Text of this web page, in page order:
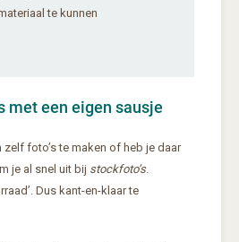
te kunnen
met een eigen sausje
zelf foto’s te maken of heb je daar
je al snel uit bij stockfoto’s.
Dus kant-en-klaar te